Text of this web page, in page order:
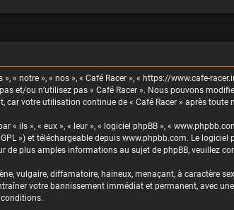
« notre », « nos », « Café Racer », « https://www.cafe-
et/ou n’utilisez pas « Café Racer ». Nous pouvons
car votre utilisation continue de « Café Racer » après
« ils », « eux », « leur », « logiciel phpBB », «
») et téléchargeable depuis www.phpbb.com. Le logiciel
plus amples informations au sujet de phpBB, veuillez
vulgaire, diffamatoire, haineux, menaçant, à caractère
votre bannissement immédiat et permanent, avec